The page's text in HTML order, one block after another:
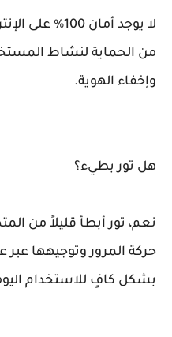
لا يوجد أمان
من الحماية لنشاط
وإخفاء الهوية.
هل تور بطيء؟
نعم، تور أبطأ قليلاً من
حركة المرور وتوجيهها عبر
بشكل كافٍ للاستخدام